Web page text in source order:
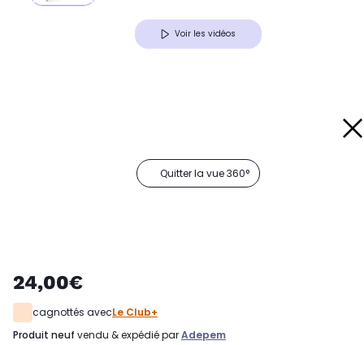
Voir les vidéos
Quitter la vue 360°
24,00€
cagnottés avecLe Club+
produit neuf vendu & expédié parAdepem